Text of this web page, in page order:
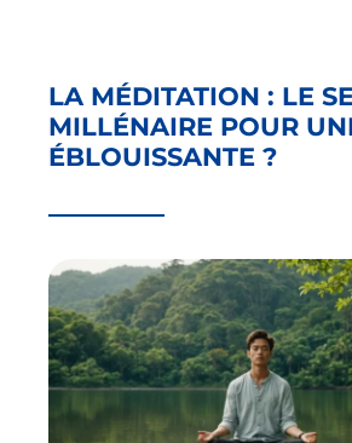
LA MÉDITATION : LE
MILLÉNAIRE POUR
ÉBLOUISSANTE ?